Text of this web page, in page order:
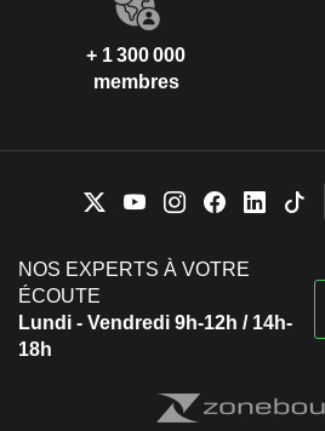
+ 1 300 000
membres
NOS EXPERTS À VOTRE
ÉCOUTE
Lundi - Vendredi 9h-12h / 14h-
18h